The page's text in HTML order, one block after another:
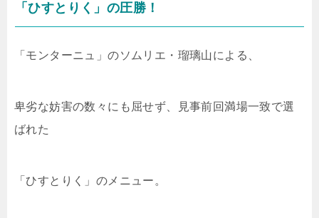
「ひすとりく」の圧勝！
「モンターニュ」のソムリエ・ 瑠璃山による、
卑劣な妨害の数々にも屈せず、見事前回満場一致で選
ばれた
「ひすとりく」のメニュー。